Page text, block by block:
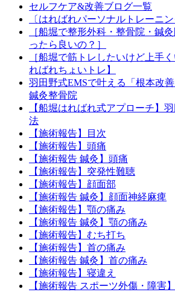
セルフケア&改善ブログ一覧
〔はればれパーソナルトレーニン
［船堀で整形外科・整骨院・鍼
ったら良いの？］
［船堀で筋トレしたいけど上手
ればれちょいトレ】
羽田野式EMSで叶える「根本改
鍼灸整骨院
【船堀はればれ式アプローチ】
法
【施術報告】目次
【施術報告】頭痛
【施術報告 鍼灸】頭痛
【施術報告】突発性難聴
【施術報告】顔面部
【施術報告 鍼灸】顔面神経麻痺
【施術報告】顎の痛み
【施術報告 鍼灸】顎の痛み
【施術報告】むち打ち
【施術報告】首の痛み
【施術報告 鍼灸】首の痛み
【施術報告】寝違え
【施術報告 スポーツ外傷・障害